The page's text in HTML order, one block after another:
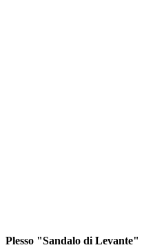
Plesso "Sandalo di Levante"